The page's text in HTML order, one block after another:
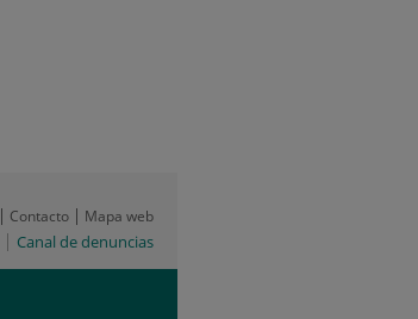
Contacto Mapa web
Canal de denuncias